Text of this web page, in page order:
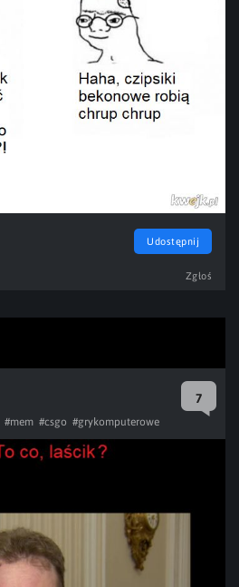
Udostępnij
Zgłoś
7
#mem #csgo #grykomputerowe